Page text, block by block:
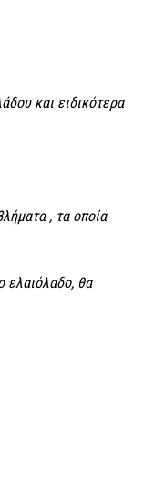
και ειδικότερα
, τα οποία
ελαιόλαδο, θα